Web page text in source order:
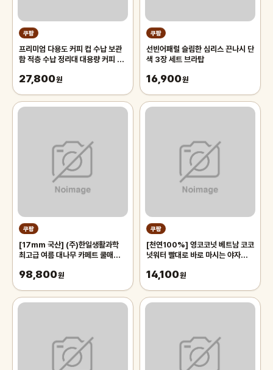
쿠팡
프리미엄 다용도 커피 컵 수납 보관
함 적층 수납 정리대 대용량 커피 트
27,800원
쿠팡
선빈어패럴 슬림한 심리스 끈나시 단
색 3장 세트 브라탑
16,900원
쿠팡
[17mm 국산] (주)한일생활과학
최고급 여름 대나무 카페트 쿨매트
침대 장판 자리_두꺼운 폭신한 튼튼
98,800원
쿠팡
[천연100%] 영코코넛 베트남 코코
넛워터 빨대로 바로 마시는 야자열매
(2과입)
14,100원